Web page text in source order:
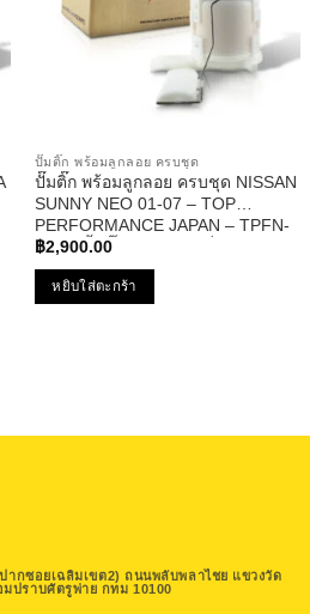
ปั๊มติ๊ก พร้อมลูกลอย ครบชุด
ปั๊มติ๊ก พร้อมลูกลอย ครบชุด NISSAN
SUNNY NEO 01-07 – TOP
PERFORMANCE JAPAN – TPFN-
965 – ปั้มติ๊ก นิสสัน ซันนี่ นีโอ
฿2,900.00
หยิบใส่ตะกร้า
ากซอยเฉลิมเขต2) ถนนพลับพลาไชย แขวงวัด
มปราบศัตรูพ่าย กทม 10100